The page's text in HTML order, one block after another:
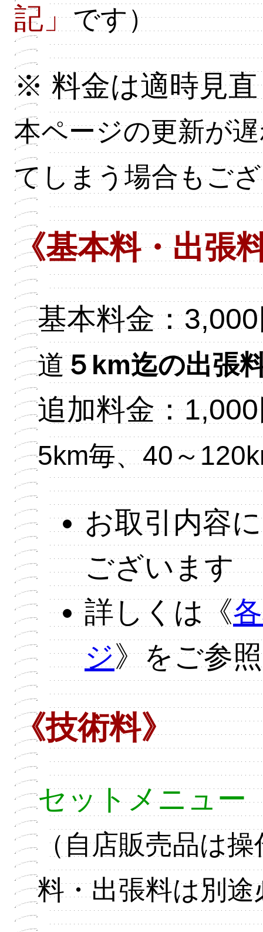
記」です）
※ 料金は適時見
本ページの更新が
てしまう場合もご
《基本料・出張
基本料金：
道５km迄の出張
追加料金：
5km毎、40～
お取引内容
ございます
詳しくは《
ジ》をご参
《技術料》
セットメニュー
（自店販売品は
料・出張料は別